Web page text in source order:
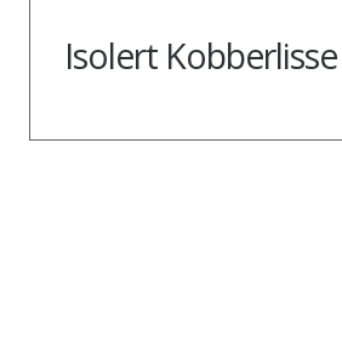
Isolert